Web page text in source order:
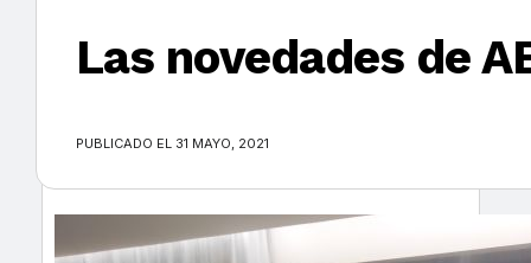
Las novedades de
PUBLICADO EL 31 MAYO, 2021